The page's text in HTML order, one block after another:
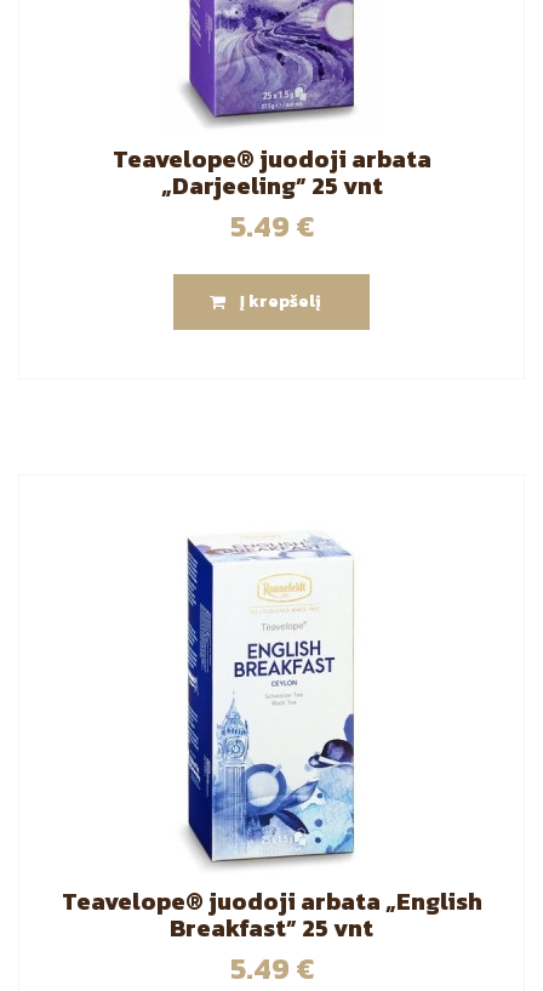
Teavelope® juodoji arbata
„Darjeeling” 25 vnt
5.49 €
Į krepšelį
Teavelope® juodoji arbata „English
Breakfast” 25 vnt
5.49 €